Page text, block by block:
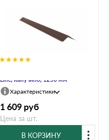
Line, капучино, 1250 мм
Характеристики
1 609 руб
Цена за шт.
В КОРЗИНУ